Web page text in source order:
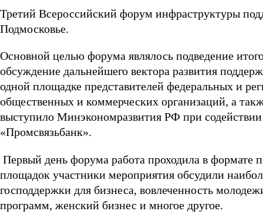
Третий Всероссийский форум инфраструктуры
Подмосковье.
Основной целью форума являлось подведение
обсуждение дальнейшего вектора развития
одной площадке представителей федеральных и
общественных и коммерческих организаций, а
выступило Минэкономразвития РФ при
«Промсвязьбанк».
Первый день форума работа проходила в формате
площадок участники мероприятия обсудили
господдержки для бизнеса, вовлеченность
программ, женский бизнес и многое другое.